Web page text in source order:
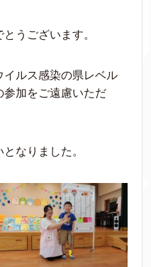
うございます。
ルス感染の県レベル
参加をご遠慮いただ
なりました。